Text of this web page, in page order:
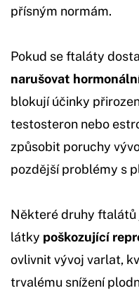
přísným normám.
Pokud se ftaláty
narušovat
blokují účinky
testosteron nebo
způsobit poruchy
pozdější problémy s
Některé druhy ftalátů
látky poškozující
ovlivnit vývoj varlat,
trvalému snížení